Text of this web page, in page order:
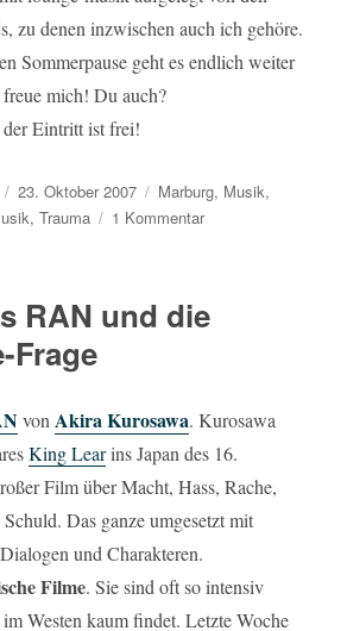
zu denen inzwischen auch ich gehöre.
Sommerpause geht es endlich weiter
mich! Du auch?
Eintritt ist frei!
Veröffentlicht
am
23. Oktober 2007 Kategorien
Marburg, Musik,
,Trauma 1 Kommentarzu
RAN und die
Frage
von Akira Kurosawa. Kurosawa
King Learins Japan des 16.
Film über Macht, Hass, Rache,
Das ganze umgesetzt mit
und Charakteren.
Filme. Sie sind oft so intensiv
Westen kaum findet. Letzte Woche